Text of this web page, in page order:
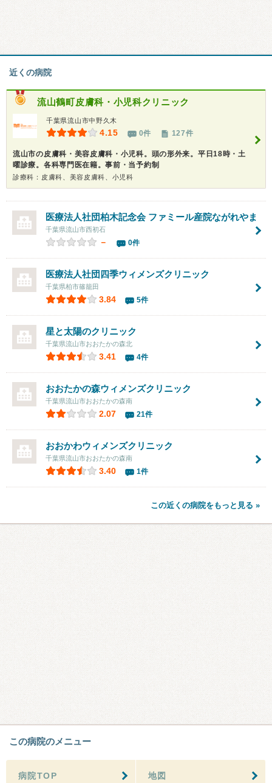
近くの病院
流山鶴町皮膚科・小児科クリニック
千葉県流山市中野久木
4.15 0件 127件
流山市の皮膚科・美容皮膚科・小児科。頭の形外来。平日18時・土
曜診療。各科専門医在籍。事前・当予約制
診療科：皮膚科、美容皮膚科、小児科
医療法人社団柏木記念会 ファミール産院ながれやま
千葉県流山市西初石
－ 0件
医療法人社団四季ウィメンズクリニック
千葉県柏市篠籠田
3.84 5件
星と太陽のクリニック
千葉県流山市おおたかの森北
3.41 4件
おおたかの森ウィメンズクリニック
千葉県流山市おおたかの森南
2.07 21件
おおかわウィメンズクリニック
千葉県流山市おおたかの森南
3.40 1件
この近くの病院をもっと見る »
この病院のメニュー
病院TOP 地図